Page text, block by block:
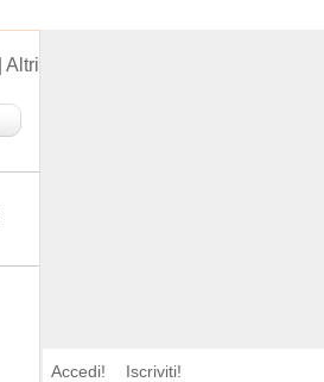
Altri
Accedi! Iscriviti!